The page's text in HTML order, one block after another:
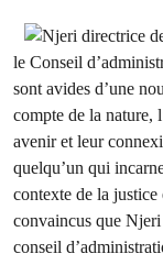
le Conseil
sont avides d’une
compte de la nature,
avenir et leur
quelqu’un qui
contexte de la
convaincus que Njeri
conseil